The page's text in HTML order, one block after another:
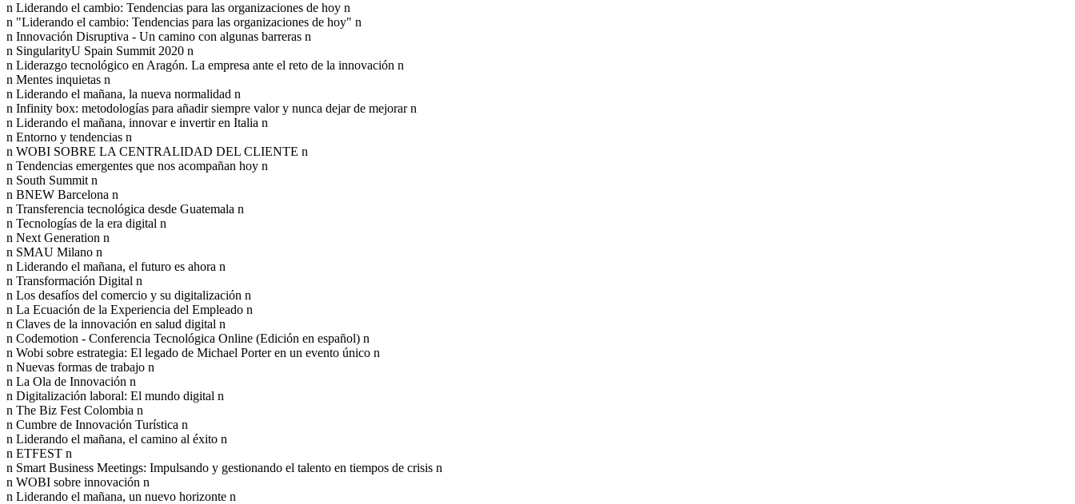
n Liderando el cambio: Tendencias para las organizaciones de hoy n
n "Liderando el cambio: Tendencias para las organizaciones de hoy" n
n Innovación Disruptiva - Un camino con algunas barreras n
n SingularityU Spain Summit 2020 n
n Liderazgo tecnológico en Aragón. La empresa ante el reto de la innovación n
n Mentes inquietas n
n Liderando el mañana, la nueva normalidad n
n Infinity box: metodologías para añadir siempre valor y nunca dejar de mejorar n
n Liderando el mañana, innovar e invertir en Italia n
n Entorno y tendencias n
n WOBI SOBRE LA CENTRALIDAD DEL CLIENTE n
n Tendencias emergentes que nos acompañan hoy n
n South Summit n
n BNEW Barcelona n
n Transferencia tecnológica desde Guatemala n
n Tecnologías de la era digital n
n Next Generation n
n SMAU Milano n
n Liderando el mañana, el futuro es ahora n
n Transformación Digital n
n Los desafíos del comercio y su digitalización n
n La Ecuación de la Experiencia del Empleado n
n Claves de la innovación en salud digital n
n Codemotion - Conferencia Tecnológica Online (Edición en español) n
n Wobi sobre estrategia: El legado de Michael Porter en un evento único n
n Nuevas formas de trabajo n
n La Ola de Innovación n
n Digitalización laboral: El mundo digital n
n The Biz Fest Colombia n
n Cumbre de Innovación Turística n
n Liderando el mañana, el camino al éxito n
n ETFEST n
n Smart Business Meetings: Impulsando y gestionando el talento en tiempos de crisis n
n WOBI sobre innovación n
n Liderando el mañana, un nuevo horizonte n